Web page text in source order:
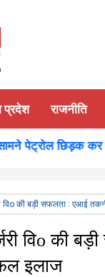
प्रदेश राजनीति
छिड़क कर
विo की बड़ी सफलता : एआई
विo की
इलाज